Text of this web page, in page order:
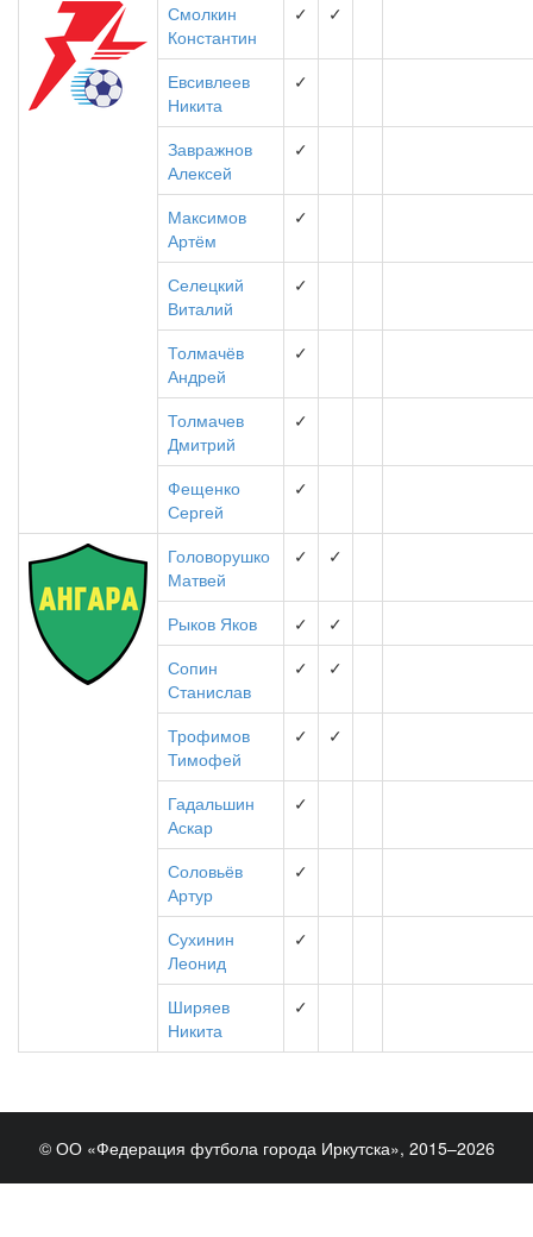
Смолкин
Константин
✓ ✓
Евсивлеев
Никита
✓
Завражнов
Алексей
✓
Максимов
Артём
✓
Селецкий
Виталий
✓
Толмачёв
Андрей
✓
Толмачев
Дмитрий
✓
Фещенко
Сергей
✓
Головорушко
Матвей
✓ ✓
Рыков Яков ✓
✓
Сопин
Станислав
✓ ✓
Трофимов
Тимофей
✓ ✓
Гадальшин
Аскар
✓
Соловьёв
Артур
✓
Сухинин
Леонид
✓
Ширяев
Никита
✓
© ОО «Федерация футбола города Иркутска», 2015–2026